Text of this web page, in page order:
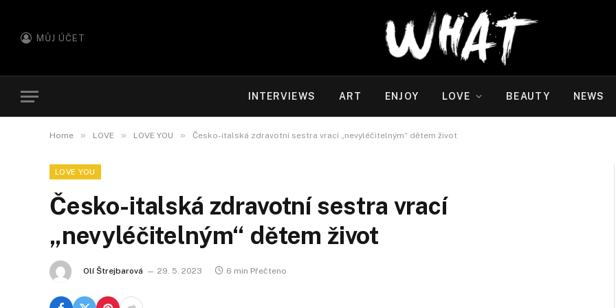
MŮJ ÚČET
INTERVIEWS ART ENJOY LOVE BEAUTY NEWS
Home » LOVE » LOVE YOU » Česko-italská zdravotní sestra vrací „nevyléčitelným“ dětem život
LOVE YOU
Česko-italská zdravotní sestra vrací
„nevyléčitelným“ dětem život
Olí Štrejbarová 29. 5. 2023 6 min Přečteno